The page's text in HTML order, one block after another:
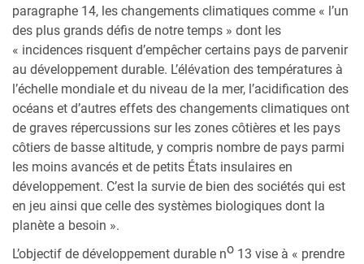
paragraphe 14, les changements climatiques comme « l’un
des plus grands défis de notre temps » dont les
« incidences risquent d’empêcher certains pays de parvenir
au développement durable. L’élévation des températures à
l’échelle mondiale et du niveau de la mer, l’acidification des
océans et d’autres effets des changements climatiques ont
de graves répercussions sur les zones côtières et les pays
côtiers de basse altitude, y compris nombre de pays parmi
les moins avancés et de petits États insulaires en
développement. C’est la survie de bien des sociétés qui est
en jeu ainsi que celle des systèmes biologiques dont la
planète a besoin ».
L’objectif de développement durable no 13 vise à « prendre